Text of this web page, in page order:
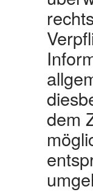
dem